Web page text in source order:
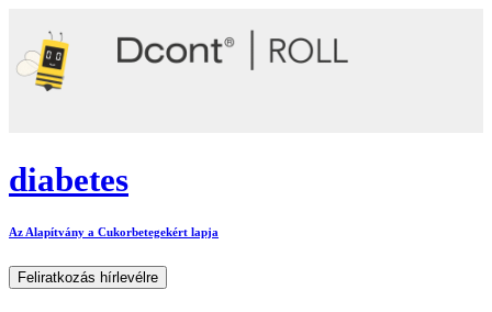
diabetes
Az Alapítvány a Cukorbetegekért lapja